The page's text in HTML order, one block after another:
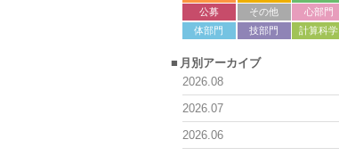
公募
その他
心部門
体部門
技部門 計算科学
月別アーカイブ
2026.08
2026.07
2026.06